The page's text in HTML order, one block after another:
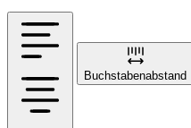
Buchstabenabstand